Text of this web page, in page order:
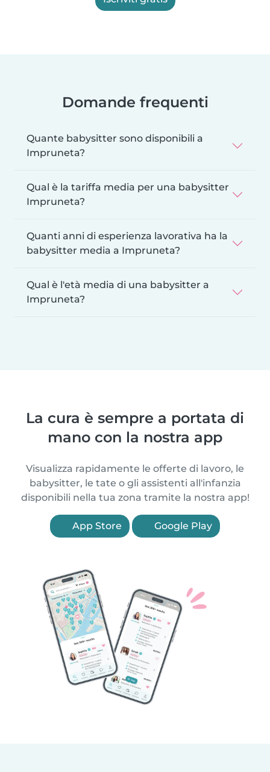
Domande frequenti
Quante babysitter sono disponibili a
Impruneta?
Qual è la tariffa media per una babysitter
Impruneta?
Quanti anni di esperienza lavorativa ha la
babysitter media a Impruneta?
Qual è l'età media di una babysitter a
Impruneta?
La cura è sempre a portata di
mano con la nostra app
Visualizza rapidamente le offerte di lavoro, le
babysitter, le tate o gli assistenti all'infanzia
disponibili nella tua zona tramite la nostra app!
App Store Google Play